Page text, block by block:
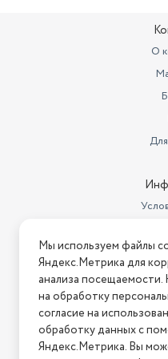
О
Нашли ошибку на
2026 © Интернет-
Мы используем файлы
Яндекс.Метрика для
анализа посещаемости.
на обработку
согласие на
обработку данных с
Яндекс.Метрика. Вы